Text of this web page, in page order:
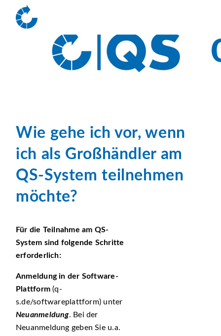
Wie gehe ich vor, wenn
ich als Großhändler am
QS-System teilnehmen
möchte?
Für die Teilnahme am QS-
System sind folgende Schritte
erforderlich:
Anmeldung in der Software-
Plattform(q-
s.de/softwareplattform) unter
Neuanmeldung. Bei der
Neuanmeldung geben Sie u.a.